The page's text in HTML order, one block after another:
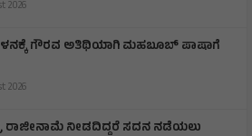
2026
ಗೌರವ ಅತಿಥಿಯಾಗಿ ಮಹಬೂಬ್ ಪಾಷಾಗೆ
2026
ರಾಜೀನಾಮೆ ನೀಡದಿದ್ದರೆ ಸದನ ನಡೆಯಲು